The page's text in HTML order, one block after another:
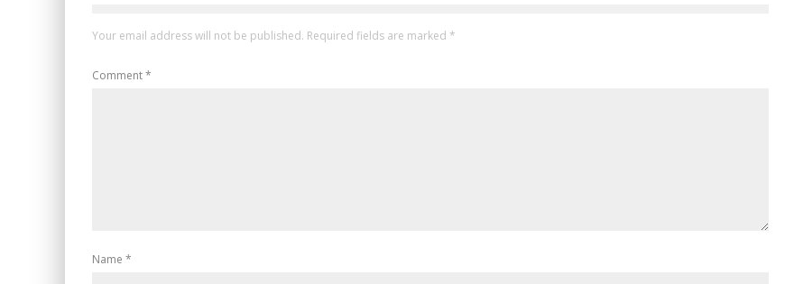
Your email address will not be published. Required fields are marked *
Comment*
Name *